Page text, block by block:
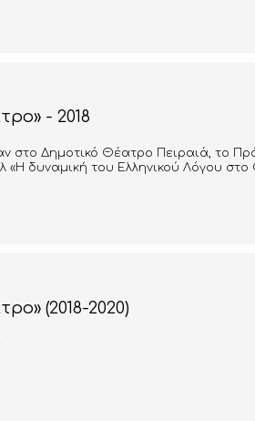
- 2018
στο Δημοτικό Θέατρο Πειραιά, το
δυναμική του Ελληνικού Λόγου στο
(2018-2020)